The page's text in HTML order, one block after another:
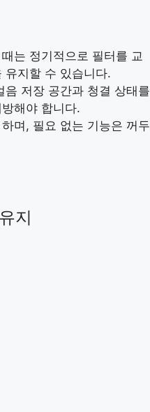
는 정기적으로 필터를 교
유지할 수 있습니다.
음 저장 공간과 청결 상태를
해야 합니다.
며, 필요 없는 기능은 꺼두
지